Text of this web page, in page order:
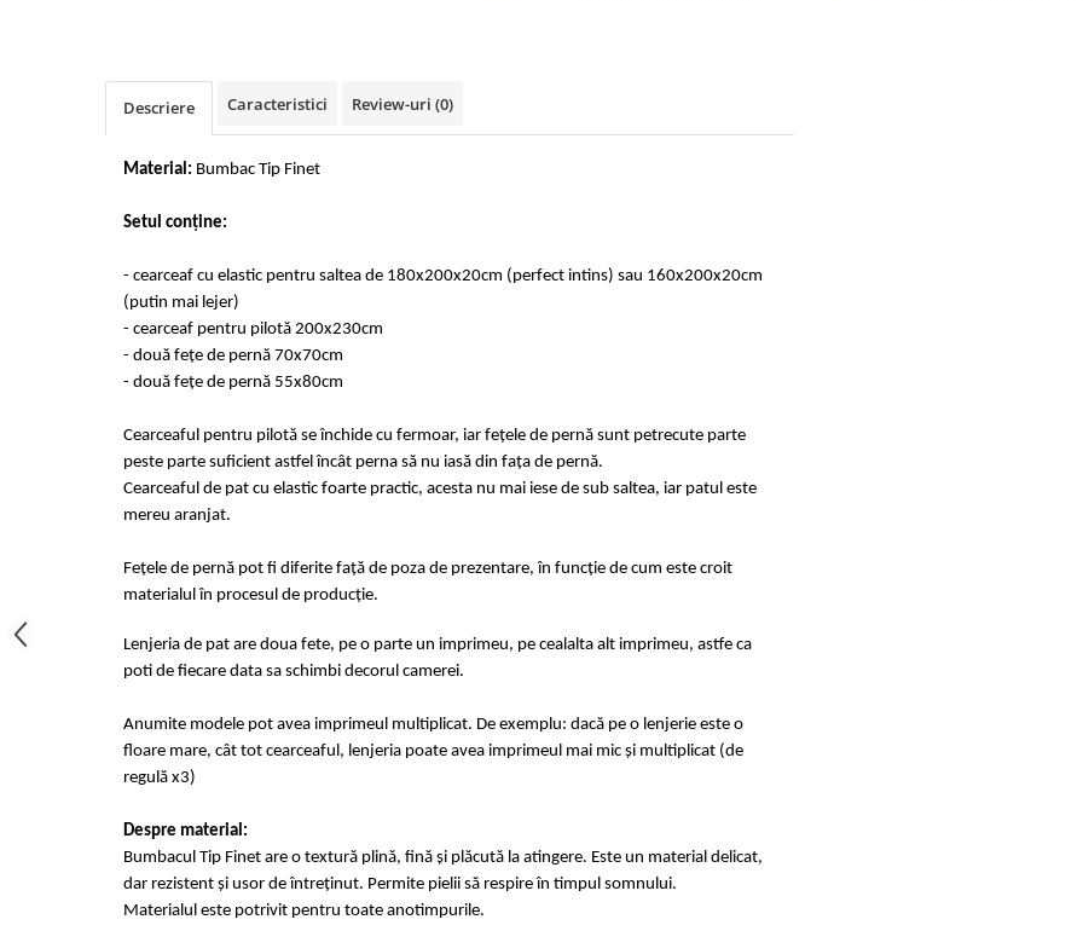
Lenjerii Catifea
Cearceaf cu elastic
Lenjerii Pufoase Fluffy/ Rabbit
Bumbac Neted Nesatinat
Bumbac 100%
Lenjerii Satin Premium
Lenjerii Jacquard
Lenjerii Creponate
Lenjerii pentru PASTE
Set Lenjerie + Draperii Pat Dublu
Huse Impermeabile
Huse Impermeabile 160x200cm
Descriere Caracteristici Review-uri (0)
Material: Bumbac Tip Finet
Setul conține:
- cearceaf cu elastic pentru saltea de 180x200x20cm (perfect intins) sau 160x200x20cm
(putin mai lejer)
- cearceaf pentru pilotă 200x230cm
- două fețe de pernă 70x70cm
- două fețe de pernă 55x80cm
Cearceaful pentru pilotă se închide cu fermoar, iar fețele de pernă sunt petrecute parte
peste parte suficient astfel încât perna să nu iasă din fața de pernă.
Cearceaful de pat cu elastic foarte practic, acesta nu mai iese de sub saltea, iar patul este
mereu aranjat.
Fețele de pernă pot fi diferite față de poza de prezentare, în funcție de cum este croit
materialul în procesul de producție.
Lenjeria de pat are doua fete, pe o parte un imprimeu, pe cealalta alt imprimeu, astfe ca
poti de fiecare data sa schimbi decorul camerei.
Anumite modele pot avea imprimeul multiplicat. De exemplu: dacă pe o lenjerie este o
floare mare, cât tot cearceaful, lenjeria poate avea imprimeul mai mic și multiplicat (de
regulă x3)
Despre material:
Bumbacul Tip Finet are o textură plină, fină și plăcută la atingere. Este un material delicat,
dar rezistent și usor de întreținut. Permite pielii să respire în timpul somnului.
Materialul este potrivit pentru toate anotimpurile.